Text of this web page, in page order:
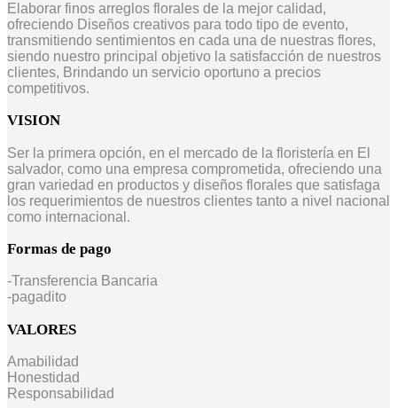
Elaborar finos arreglos florales de la mejor calidad,
ofreciendo Diseños creativos para todo tipo de evento,
transmitiendo sentimientos en cada una de nuestras flores,
siendo nuestro principal objetivo la satisfacción de nuestros
clientes, Brindando un servicio oportuno a precios
competitivos.
VISION
Ser la primera opción, en el mercado de la floristería en El
salvador, como una empresa comprometida, ofreciendo una
gran variedad en productos y diseños florales que satisfaga
los requerimientos de nuestros clientes tanto a nivel nacional
como internacional.
Formas de pago
-Transferencia Bancaria
-pagadito
VALORES
Amabilidad
Honestidad
Responsabilidad